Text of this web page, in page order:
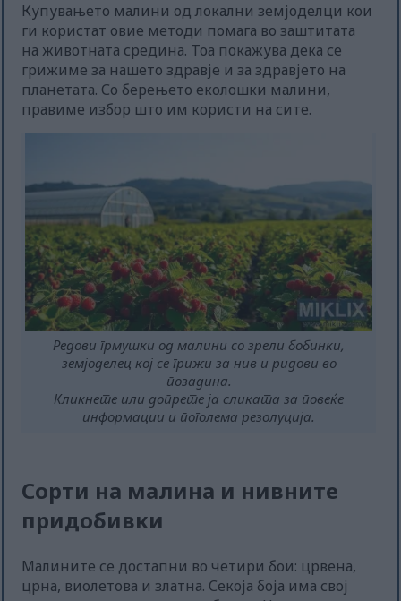
Купувањето малини од локални земјоделци кои
ги користат овие методи помага во заштитата
на животната средина. Тоа покажува дека се
грижиме за нашето здравје и за здравјето на
планетата. Со берењето еколошки малини,
правиме избор што им користи на сите.
Редови грмушки од малини со зрели бобинки,
земјоделец кој се грижи за нив и ридови во
позадина.
Кликнете или допрете ја сликата за повеќе
информации и поголема резолуција.
Сорти на малина и нивните
придобивки
Малините се достапни во четири бои: црвена,
црна, виолетова и златна. Секоја боја има свој